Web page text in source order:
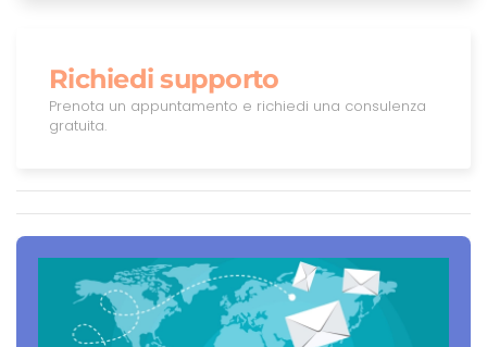
Richiedi supporto
Prenota un appuntamento e richiedi una consulenza
gratuita.